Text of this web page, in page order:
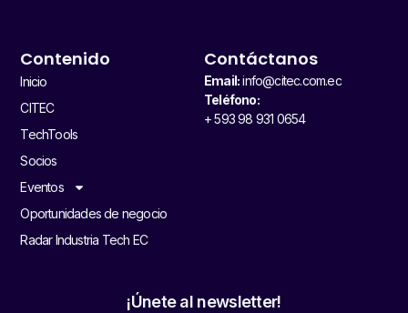
Contenido
Inicio
CITEC
TechTools
Socios
Eventos
Oportunidades de negocio
Radar Industria Tech EC
Contáctanos
Email:info@citec.com.ec
Teléfono:
+ 593 98 931 0654
¡Únete al newsletter!